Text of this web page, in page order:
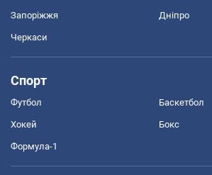
Запоріжжя Дніпро
Черкаси
Спорт
Футбол Баскетбол
Хокей Бокс
Формула-1